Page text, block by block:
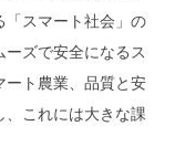
「スマート社会」の
ズで安全になるス
ート農業、品質と安
これには大きな課